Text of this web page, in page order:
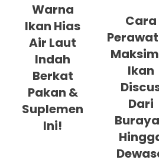
Warna
Ikan Hias
Air Laut
Indah
Berkat
Pakan &
Suplemen
Ini!
Cara
Ikan
Dari